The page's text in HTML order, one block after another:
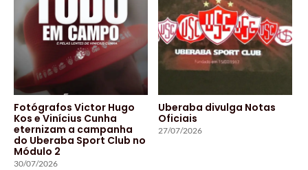
Fotógrafos Victor Hugo
Kos e Vinícius Cunha
eternizam a campanha
do Uberaba Sport Club no
Módulo 2
30/07/2026
Uberaba divulga Notas
Oficiais
27/07/2026